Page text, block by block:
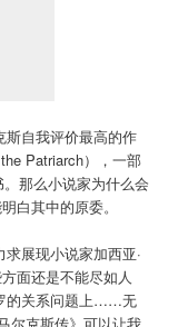
斯自我评价最高的作
Patriarch），一部
那么小说家为什么会
白其中的原委。
展现小说家加西亚·
面还是不能尽如人
的关系问题上……无